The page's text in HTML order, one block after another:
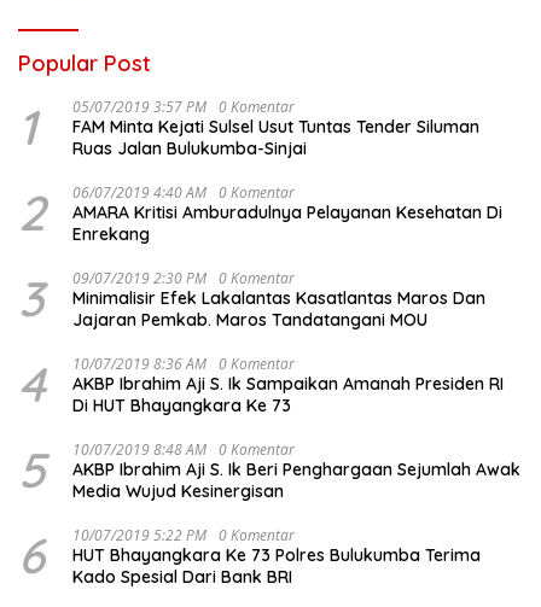
Popular Post
1 05/07/2019 3:57 PM 0 Komentar
FAM Minta Kejati Sulsel Usut Tuntas Tender Siluman
Ruas Jalan Bulukumba-Sinjai
2 06/07/2019 4:40 AM 0 Komentar
AMARA Kritisi Amburadulnya Pelayanan Kesehatan Di
Enrekang
3 09/07/2019 2:30 PM 0 Komentar
Minimalisir Efek Lakalantas Kasatlantas Maros Dan
Jajaran Pemkab. Maros Tandatangani MOU
4 10/07/2019 8:36 AM 0 Komentar
AKBP Ibrahim Aji S. Ik Sampaikan Amanah Presiden RI
Di HUT Bhayangkara Ke 73
5 10/07/2019 8:48 AM 0 Komentar
AKBP Ibrahim Aji S. Ik Beri Penghargaan Sejumlah Awak
Media Wujud Kesinergisan
6 10/07/2019 5:22 PM 0 Komentar
HUT Bhayangkara Ke 73 Polres Bulukumba Terima
Kado Spesial Dari Bank BRI